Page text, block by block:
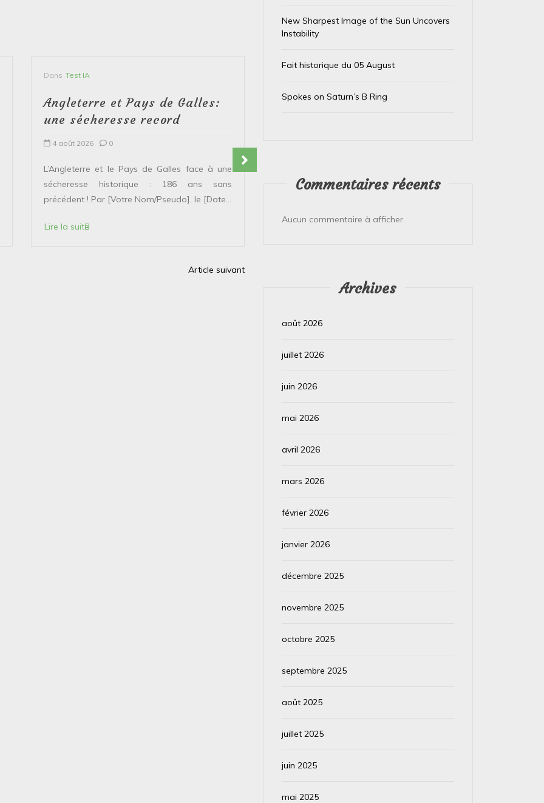
Dans Test IA
Angleterre et Pays de Galles:
une sécheresse record
4 août 2026 0
L’Angleterre et le Pays de Galles face à une
sécheresse historique : 186 ans sans
précédent ! Par [Votre Nom/Pseudo], le [Date...
Lire la suite
Le trésor caché des téléphones
L’Or de Nos Téléphones : Un Trésor Recyclé
précieuse bague ou le...
Article suivant
New Sharpest Image of the Sun Uncovers
Instability
Fait historique du 05 August
Spokes on Saturn’s B Ring
Commentaires récents
Aucun commentaire à afficher.
Archives
août 2026
juillet 2026
juin 2026
mai 2026
avril 2026
mars 2026
février 2026
janvier 2026
décembre 2025
novembre 2025
octobre 2025
septembre 2025
août 2025
juillet 2025
juin 2025
mai 2025